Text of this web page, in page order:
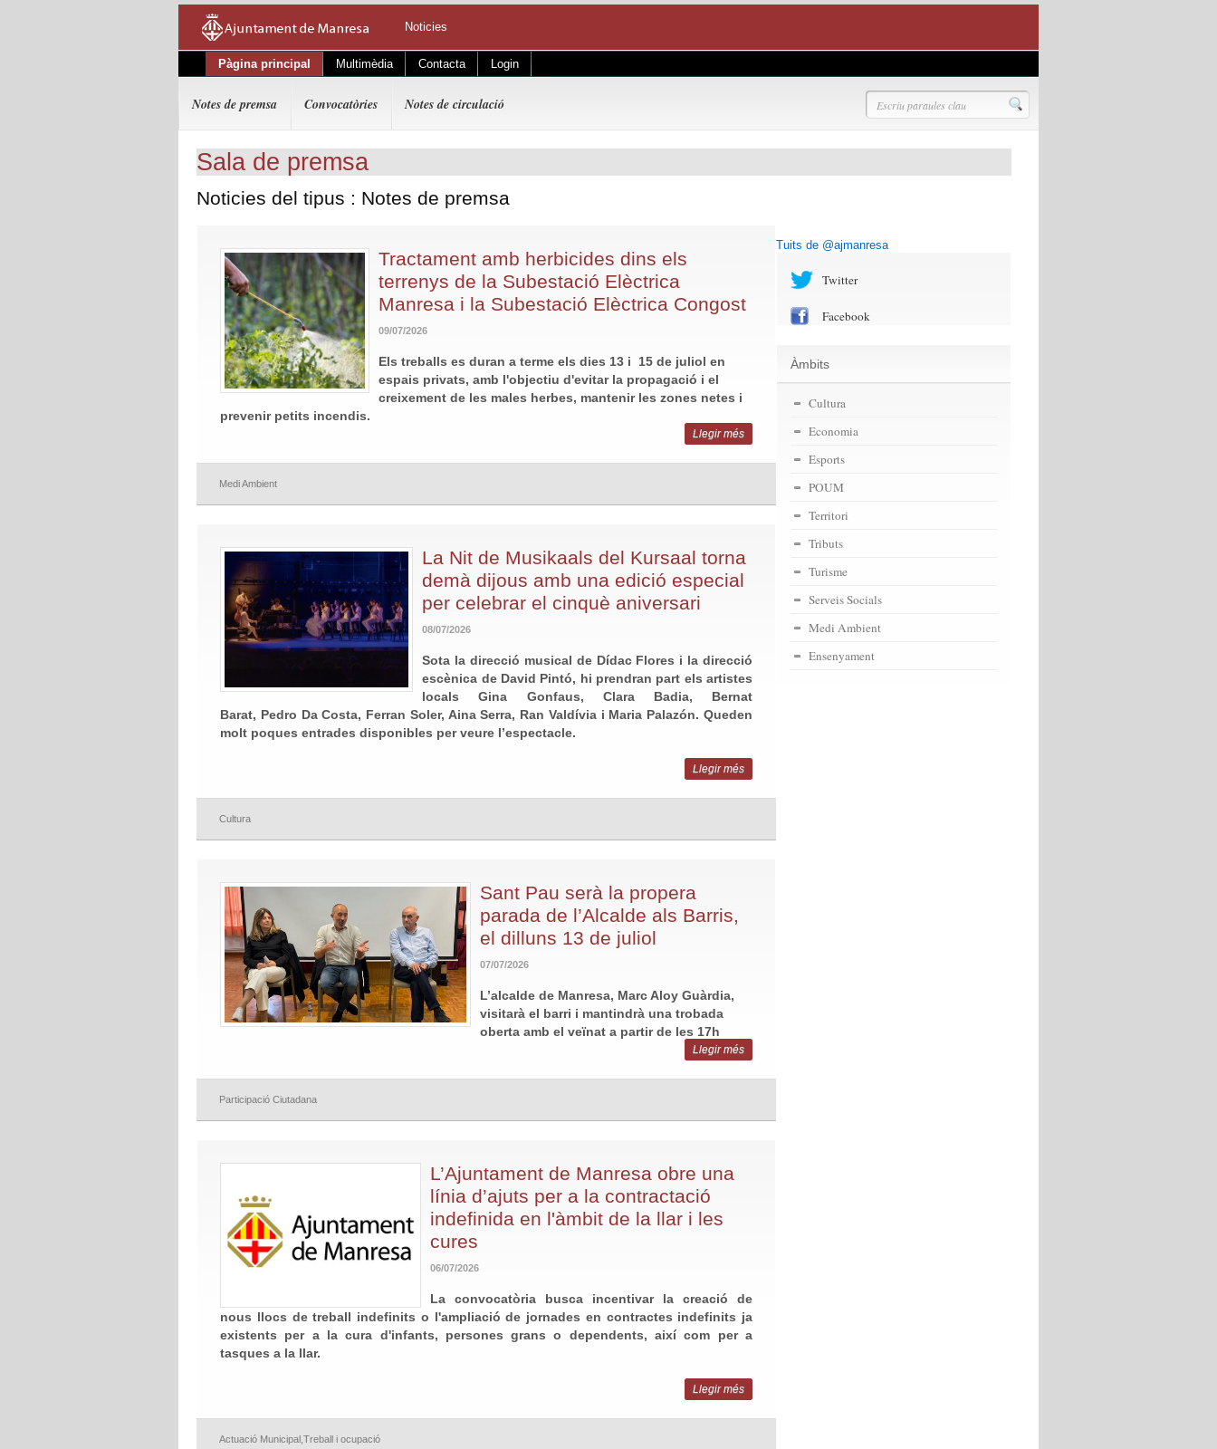
Noticies
Pàgina principal Multimèdia Contacta Login
Notes de premsa Convocatòries Notes de circulació
Sala de premsa
Noticies del tipus : Notes de premsa
Tractament amb herbicides dins els
terrenys de la Subestació Elèctrica
Manresa i la Subestació Elèctrica Congost
09/07/2026
Els treballs es duran a terme els dies 13 i 15 de juliol en
espais privats, amb l'objectiu d'evitar la propagació i el
creixement de les males herbes, mantenir les zones netes i
prevenir petits incendis.
Llegir més
Medi Ambient
La Nit de Musikaals del Kursaal torna
demà dijous amb una edició especial
per celebrar el cinquè aniversari
08/07/2026
Sota la direcció musical de Dídac Flores i la direcció
escènica de David Pintó, hi prendran part els artistes
locals Gina Gonfaus, Clara Badia, Bernat
Barat, Pedro Da Costa, Ferran Soler, Aina Serra, Ran Valdívia i Maria Palazón.Queden
molt poques entrades disponibles per veure l’espectacle.
Llegir més
Cultura
Sant Pau serà la propera
parada de l’Alcalde als Barris,
el dilluns 13 de juliol
07/07/2026
L’alcalde de Manresa, Marc Aloy Guàrdia,
visitarà el barri i mantindrà una trobada
oberta amb el veïnat a partir de les 17h
Llegir més
Participació Ciutadana
L’Ajuntament de Manresa obre una
línia d’ajuts per a la contractació
indefinida en l'àmbit de la llar i les
cures
06/07/2026
La convocatòria busca incentivar la creació de
nous llocs de treball indefinits o l'ampliació de jornades en contractes indefinits ja
existents per a la cura d'infants, persones grans o dependents, així com per a
tasques a la llar.
Llegir més
Actuació Municipal Treball i ocupació
Tuits de @ajmanresa
Twitter
Facebook
Àmbits
Cultura
Economia
Esports
POUM
Territori
Tributs
Turisme
Serveis Socials
Medi Ambient
Ensenyament